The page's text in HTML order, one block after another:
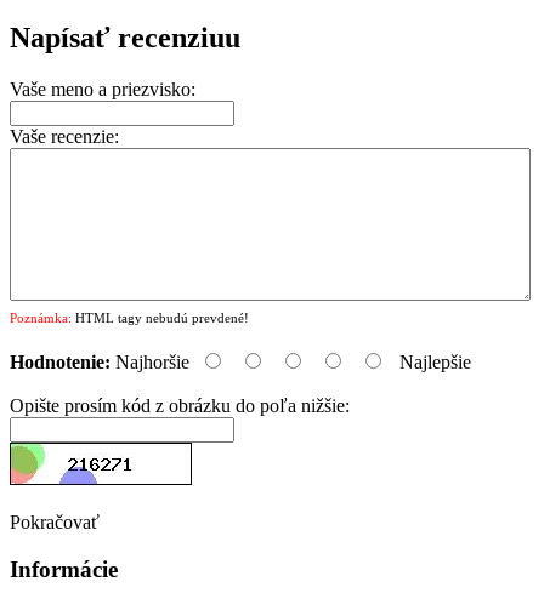
Napísať recenziuu
Vaše meno a priezvisko:
Vaše recenzie:
Poznámka: HTML tagy nebudú prevdené!
Hodnotenie: Najhoršie Najlepšie
Opište prosím kód z obrázku do poľa nižšie:
Pokračovať
Informácie